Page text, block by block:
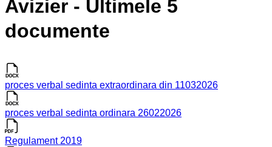
Avizier - Ultimele 5
documente
proces verbal sedinta extraordinara din 11032026
proces verbal sedinta ordinara 26022026
Regulament 2019